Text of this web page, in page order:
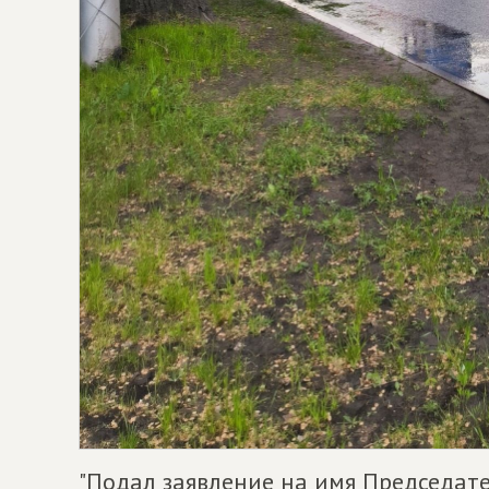
"Подал заявление на имя